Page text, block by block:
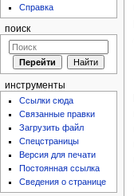
Справка
поиск
инструменты
Ссылки сюда
Связанные правки
Загрузить файл
Спецстраницы
Версия для печати
Постоянная ссылка
Сведения о странице